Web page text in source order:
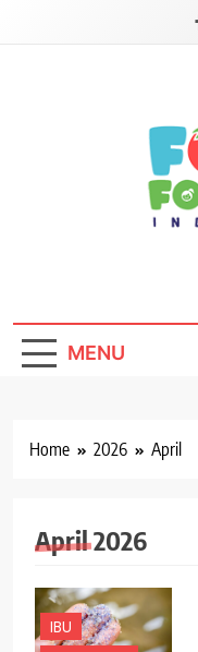
MENU
Home 2026 April
April 2026
IBU